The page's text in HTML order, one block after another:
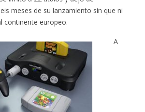
meses de su lanzamiento sin que ni
continente europeo.
A